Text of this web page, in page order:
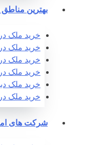
بهترین مناطق
خرید ملک در
خرید ملک
خرید ملک در
خرید ملک
خرید ملک دبی
خرید ملک
شرکت های